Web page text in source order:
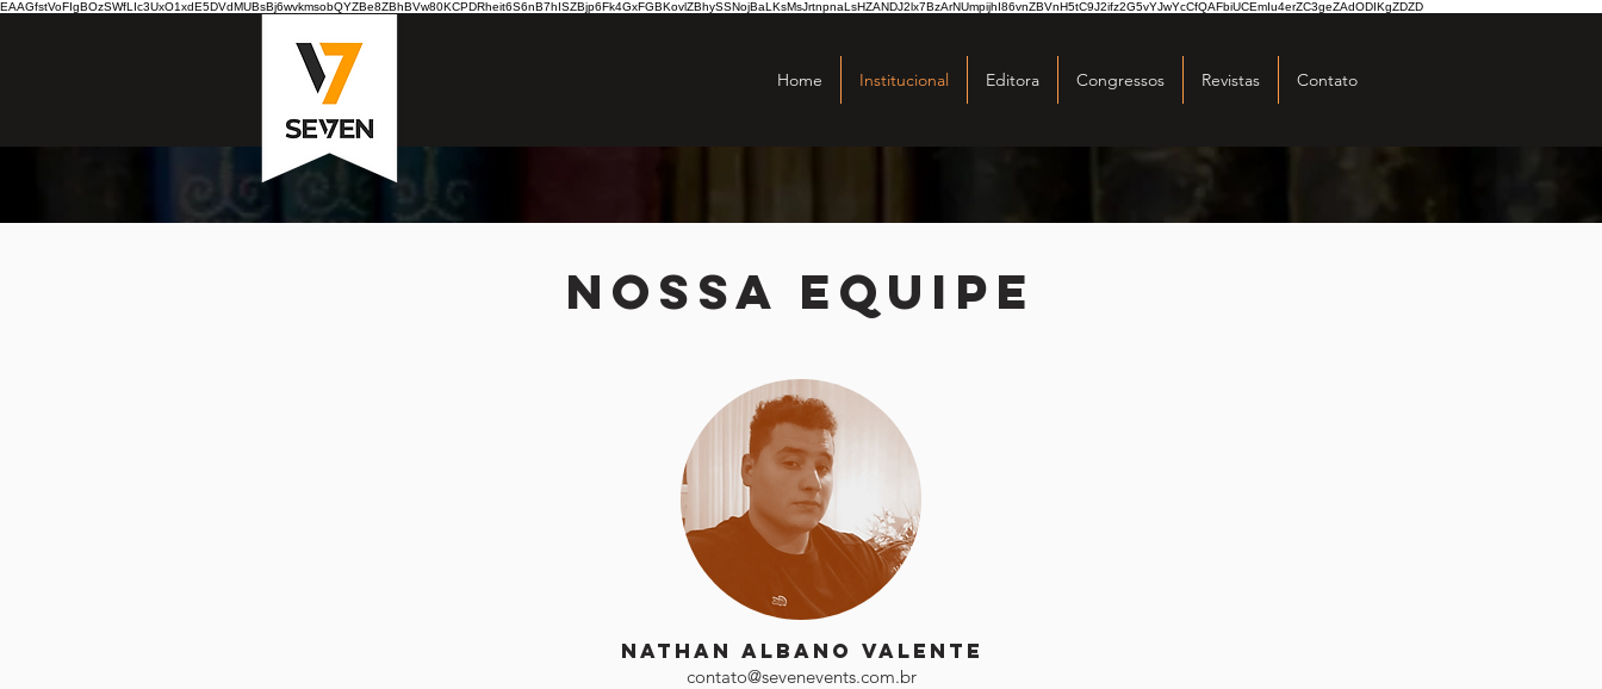
EAAGfstVoFIgBOzSWfLIc3UxO1xdE5DVdMUBsBj6wvkmsobQYZBe8ZBhBVw80KCPDRheit6S6nB7hISZBjp6Fk4GxFGBKovlZBhySSNojBaLKsMsJrtnpnaLsHZANDJ2lx7BzArNUmpijhI86vnZBVnH5tC9J2ifz2G5vYJwYcCfQAFbiUCEmIu4erZC3geZAdODIKgZDZD
Home Institucional Editora Congressos Revistas Contato
NOSSA EQUIPE
nathan albano valente
contato@sevenevents.com.br